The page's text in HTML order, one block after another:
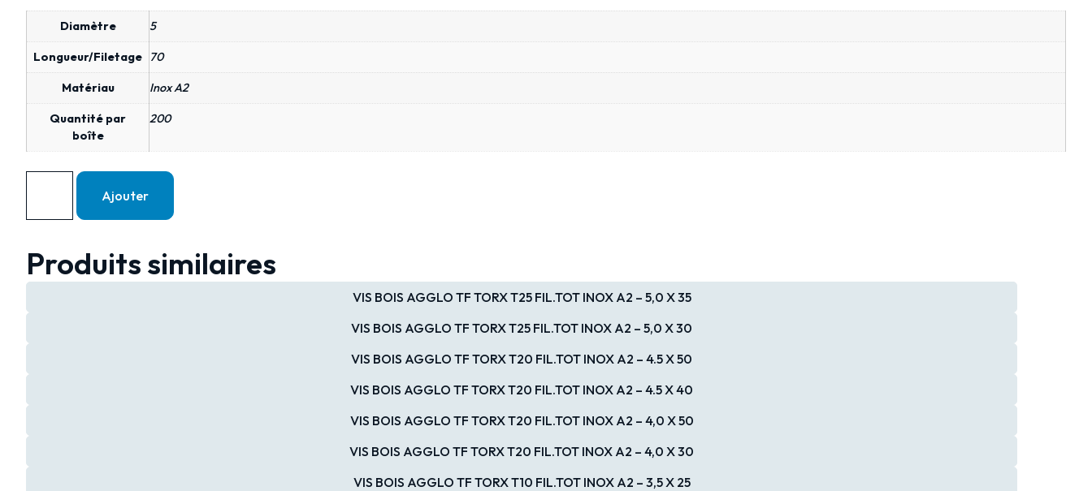
Diamètre 5
Longueur/Filetage 70
Matériau Inox A2
Quantité par
boîte
200
Ajouter
Produits similaires
VIS BOIS AGGLO TF TORX T25 FIL.TOT INOX A2 – 5,0 X 35
VIS BOIS AGGLO TF TORX T25 FIL.TOT INOX A2 – 5,0 X 30
VIS BOIS AGGLO TF TORX T20 FIL.TOT INOX A2 – 4.5 X 50
VIS BOIS AGGLO TF TORX T20 FIL.TOT INOX A2 – 4.5 X 40
VIS BOIS AGGLO TF TORX T20 FIL.TOT INOX A2 – 4,0 X 50
VIS BOIS AGGLO TF TORX T20 FIL.TOT INOX A2 – 4,0 X 30
VIS BOIS AGGLO TF TORX T10 FIL.TOT INOX A2 – 3,5 X 25